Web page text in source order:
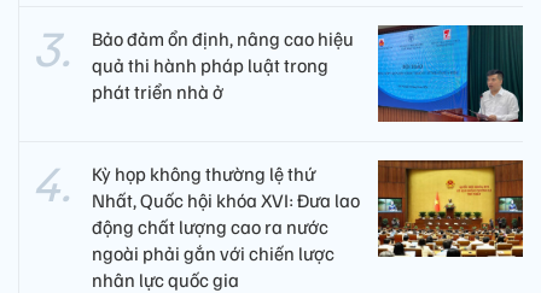
Bảo đảm ổn định, nâng cao hiệu
quả thi hành pháp luật trong
phát triển nhà ở
Kỳ họp không thường lệ thứ
Nhất, Quốc hội khóa XVI: Đưa lao
động chất lượng cao ra nước
ngoài phải gắn với chiến lược
nhân lực quốc gia